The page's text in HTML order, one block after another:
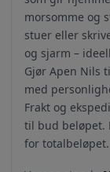
morsomme og
stuer eller
og sjarm –
Gjør Apen Nils
med
Frakt og
til bud beløpet.
for totalbeløpet.